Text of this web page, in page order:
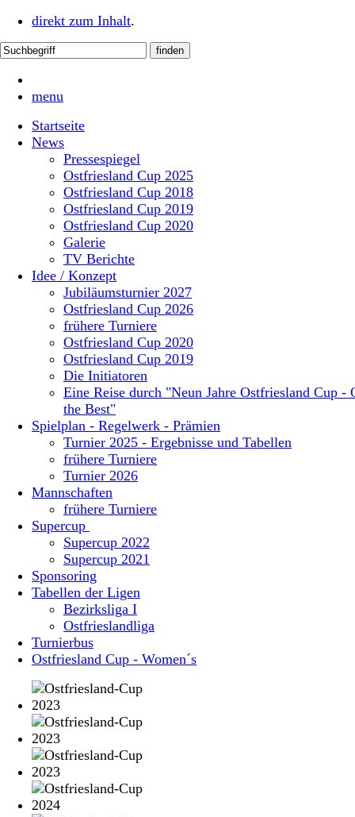
direkt zum Inhalt.
menu
Startseite
News
Pressespiegel
Ostfriesland Cup 2025
Ostfriesland Cup 2018
Ostfriesland Cup 2019
Ostfriesland Cup 2020
Galerie
TV Berichte
Idee / Konzept
Jubiläumsturnier 2027
Ostfriesland Cup 2026
frühere Turniere
Ostfriesland Cup 2020
Ostfriesland Cup 2019
Die Initiatoren
Eine Reise durch "Neun Jahre Ostfriesland Cup -
the Best"
Spielplan - Regelwerk - Prämien
Turnier 2025 - Ergebnisse und Tabellen
frühere Turniere
Turnier 2026
Mannschaften
frühere Turniere
Supercup
Supercup 2022
Supercup 2021
Sponsoring
Tabellen der Ligen
Bezirksliga I
Ostfrieslandliga
Turnierbus
Ostfriesland Cup - Women´s